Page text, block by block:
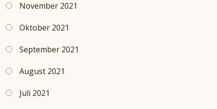
November 2021
Oktober 2021
September 2021
August 2021
Juli 2021